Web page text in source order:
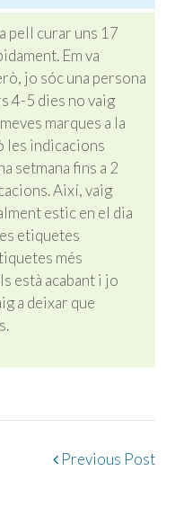
pell curar uns 17
Em va
jo sóc una persona
4-5 dies no vaig
marques a la
les indicacions
setmana fins a 2
Així, vaig
estic en el dia
etiquetes
més
està acabant i jo
a deixar que
Previous Post